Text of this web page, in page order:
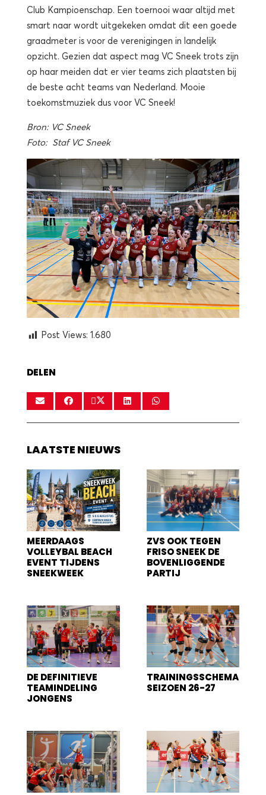
Club Kampioenschap. Een toernooi waar altijd met
smart naar wordt uitgekeken omdat dit een goede
graadmeter is voor de verenigingen in landelijk
opzicht. Gezien dat aspect mag VC Sneek trots zijn
op haar meiden dat er vier teams zich plaatsten bij
de beste acht teams van Nederland. Mooie
toekomstmuziek dus voor VC Sneek!
Bron: VC Sneek
Foto: Staf VC Sneek
Post Views: 1.680
DELEN
LAATSTE NIEUWS
MEERDAAGS
VOLLEYBAL BEACH
EVENT TIJDENS
SNEEKWEEK
ZVS OOK TEGEN
FRISO SNEEK DE
BOVENLIGGENDE
PARTIJ
DE DEFINITIEVE
TEAMINDELING
JONGENS
TRAININGSSCHEMA
SEIZOEN 26-27